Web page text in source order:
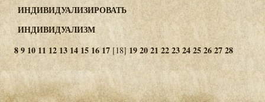
ИНДИВИДУАЛИЗИРОВАТЬ
ИНДИВИДУАЛИЗМ
89 10 11 12 13 14 15 16 17 [18]19202122232425262728